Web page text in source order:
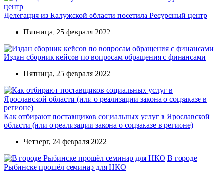
Делегация из Калужской области посетила Ресурсный центр
Пятница, 25 февраля 2022
Издан сборник кейсов по вопросам обращения с финансами
Пятница, 25 февраля 2022
Как отбирают поставщиков социальных услуг в Ярославской
области (или о реализации закона о соцзаказе в регионе)
Четверг, 24 февраля 2022
В городе
Рыбинске прошёл семинар для НКО